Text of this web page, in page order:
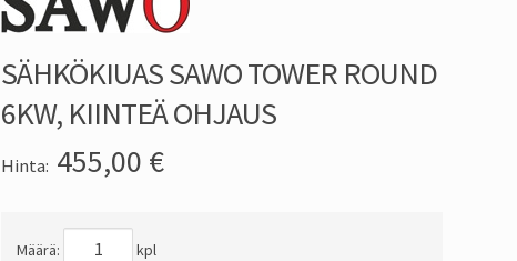
SÄHKÖKIUAS SAWO TOWER ROUND
6KW, KIINTEÄ OHJAUS
Hinta: 455,00 €
Määrä: kpl